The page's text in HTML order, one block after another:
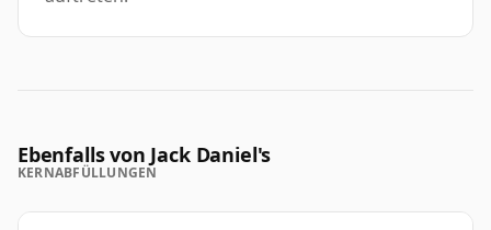
Ebenfalls von Jack Daniel's
KERNABFÜLLUNGEN